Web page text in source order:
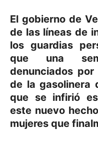
El gobierno de
de las líneas de
los guardias
que una
denunciados
de la gasolinera
que se infirió
este nuevo
mujeres que